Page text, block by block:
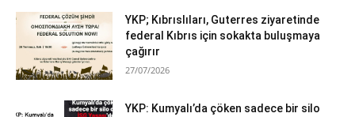
YKP; Kıbrıslıları, Guterres ziyaretinde
federal Kıbrıs için sokakta buluşmaya
çağırır
27/07/2026
YKP: Kumyalı’da çöken sadece bir silo